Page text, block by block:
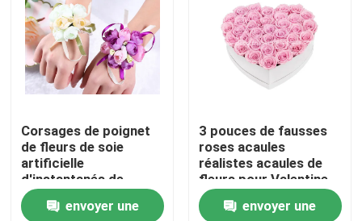
Contrôle de qualité
Nous contacter
Nouvelles
Cas
Corsages de poignet
de fleurs de soie
artificielle
d'instantanés de
Sproms de mariages
de paysenvoyer une
3 pouces de fausses
roses acaules
réalistes acaules de
fleurs pour Valentine
Weddings Decor
envoyer une